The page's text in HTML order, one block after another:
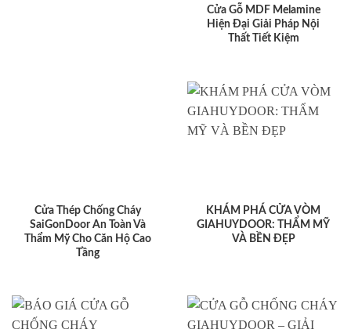
Cửa Gỗ MDF Melamine
Hiện Đại Giải Pháp Nội
Thất Tiết Kiệm
Cửa Thép Chống Cháy
SaiGonDoor An Toàn Và
Thẩm Mỹ Cho Căn Hộ Cao
Tầng
KHÁM PHÁ CỬA VÒM
GIAHUYDOOR: THẨM MỸ
VÀ BỀN ĐẸP